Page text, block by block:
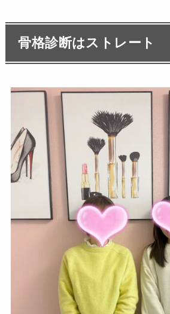
骨格診断はストレート